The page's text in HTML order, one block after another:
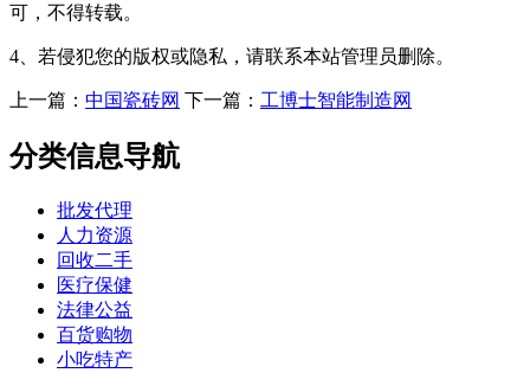
可，不得转载。
4、若侵犯您的版权或隐私，请联系本站管理员删除。
上一篇： 中国瓷砖网 下一篇： 工博士智能制造网
分类信息导航
批发代理
人力资源
回收二手
医疗保健
法律公益
百货购物
小吃特产